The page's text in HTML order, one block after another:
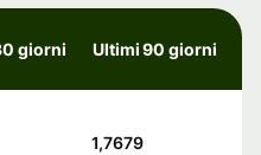
giorni Ultimi 90 giorni
1,7679